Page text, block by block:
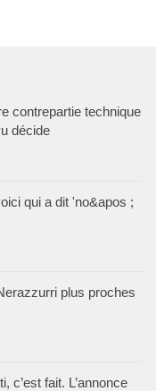
contrepartie technique
décide
qui a dit 'no&apos ;
plus proches
c’est fait. L’annonce